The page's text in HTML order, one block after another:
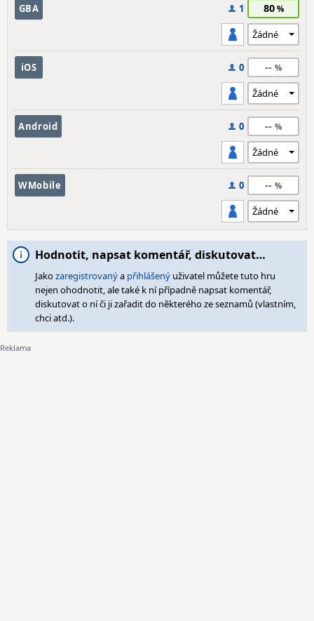
GBA 1 80
iOS 0 --
Android 0 --
WMobile 0 --
Hodnotit, napsat komentář, diskutovat…
Jakozaregistrovanýa přihlášený uživatel můžete tuto hru
nejen ohodnotit, ale také k ní případně napsat komentář,
diskutovat o ní či ji zařadit do některého ze seznamů (vlastním,
chci atd.).